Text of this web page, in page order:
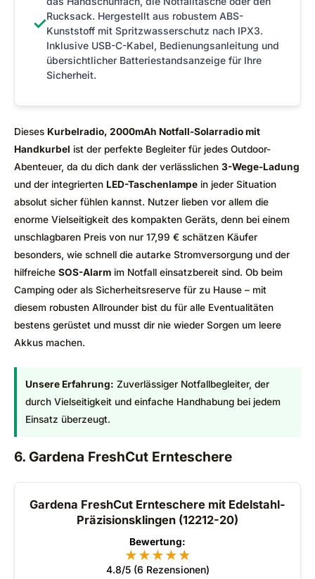
✓Rucksack. Hergestellt aus robustem ABS-
Kunststoff mit Spritzwasserschutz nach IPX3.
Inklusive USB-C-Kabel, Bedienungsanleitung und
übersichtlicher Batteriestandsanzeige für Ihre
Sicherheit.
Dieses Kurbelradio, 2000mAh Notfall-Solarradio mit
Handkurbel ist der perfekte Begleiter für jedes Outdoor-
Abenteuer, da du dich dank der verlässlichen 3-Wege-Ladung
und der integrierten LED-Taschenlampe in jeder Situation
absolut sicher fühlen kannst. Nutzer lieben vor allem die
enorme Vielseitigkeit des kompakten Geräts, denn bei einem
unschlagbaren Preis von nur 17,99 € schätzen Käufer
besonders, wie schnell die autarke Stromversorgung und der
hilfreiche SOS-Alarm im Notfall einsatzbereit sind. Ob beim
Camping oder als Sicherheitsreserve für zu Hause – mit
diesem robusten Allrounder bist du für alle Eventualitäten
bestens gerüstet und musst dir nie wieder Sorgen um leere
Akkus machen.
Unsere Erfahrung: Zuverlässiger Notfallbegleiter, der
durch Vielseitigkeit und einfache Handhabung bei jedem
Einsatz überzeugt.
6. Gardena FreshCut Ernteschere
Gardena FreshCut Ernteschere mit Edelstahl-
Präzisionsklingen (12212-20)
Bewertung:
★★★★★
★
4.8/5 (6 Rezensionen)